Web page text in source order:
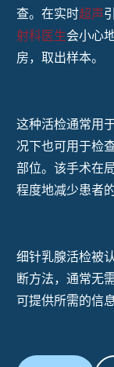
查。在实时超声
射科医生会小心
房，取出样本。
这种活检通常用
况下也可用于检
部位。该手术在
程度地减少患者
细针乳腺活检被
断方法，通常无
可提供所需的信息